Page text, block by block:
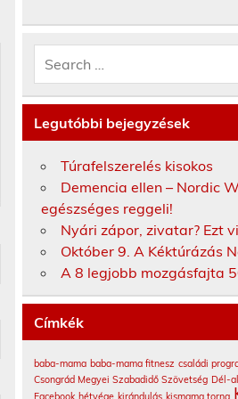
Legutóbbi bejegyzések
Túrafelszerelés kisokos
Demencia ellen – Nordic
egészséges reggeli!
Nyári zápor, zivatar? Ezt
Október 9. A Kéktúrázás
A 8 legjobb mozgásfajta
Címkék
baba-mama baba-mama fitnesz családi
Csongrád Megyei Szabadidő Szövetség Dél-